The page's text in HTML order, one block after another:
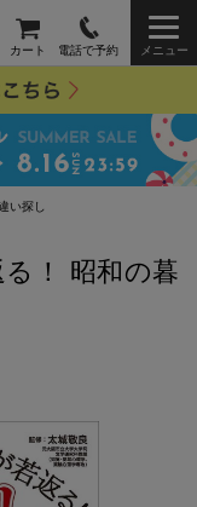
カート 電話で予約 メニュー
い探し
！ 昭和の暮